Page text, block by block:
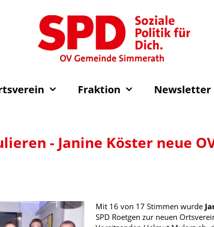
Fraktion Newsletter
- Janine Köster neue
Mit 16 von 17 Stimmen wurde
SPD Roetgen zur neuen